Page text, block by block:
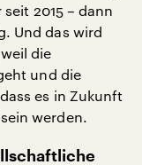
2015 – dann
Und das wird
die
und die
es in Zukunft
werden.